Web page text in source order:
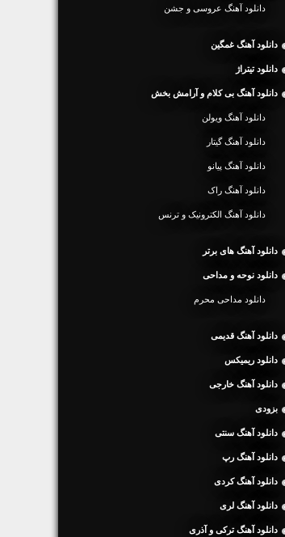
دانلود آهنگ عروسی و جشن
دانلود آهنگ غمگین
دانلود تیتراژ
دانلود آهنگ بی کلام و آرامش بخش
دانلود آهنگ ویولن
دانلود آهنگ گیتار
دانلود آهنگ پیانو
دانلود آهنگ راک
دانلود آهنگ الکترونیک و ترنس
دانلود آهنگ های برتر
دانلود نوحه و مداحی
دانلود مداحی محرم
دانلود آهنگ قدیمی
دانلود ریمیکس
دانلود آهنگ خارجی
بزودی
دانلود آهنگ سنتی
دانلود آهنگ رپ
دانلود آهنگ کردی
دانلود آهنگ لری
دانلود آهنگ ترکی و آذری